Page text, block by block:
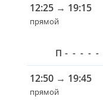
12:25 → 19:15
прямой
П - - - - -
12:50 → 19:45
прямой